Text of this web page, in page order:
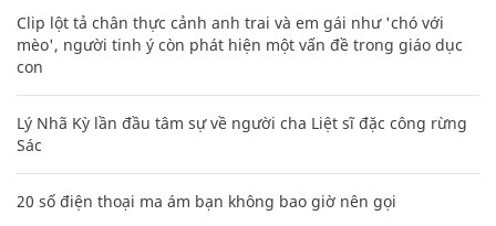
Clip lột tả chân thực cảnh anh trai và em gái như 'chó với
mèo', người tinh ý còn phát hiện một vấn đề trong giáo dục
con
Lý Nhã Kỳ lần đầu tâm sự về người cha Liệt sĩ đặc công rừng
Sác
20 số điện thoại ma ám bạn không bao giờ nên gọi